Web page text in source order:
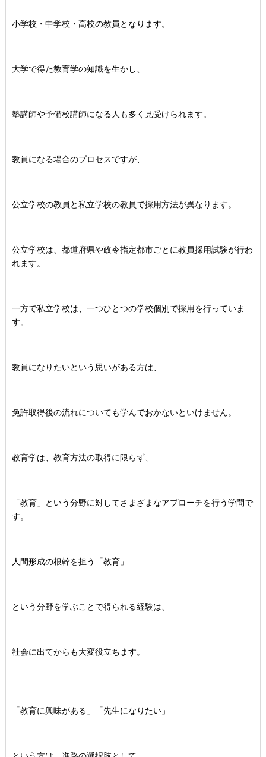
小学校・中学校・高校の教員となります。
大学で得た教育学の知識を生かし、
塾講師や予備校講師になる人も多く見受けられます。
教員になる場合のプロセスですが、
公立学校の教員と私立学校の教員で採用方法が異なります。
公立学校は、都道府県や政令指定都市ごとに教員採用試験が行わ
れます。
一方で私立学校は、一つひとつの学校個別で採用を行っていま
す。
教員になりたいという思いがある方は、
免許取得後の流れについても学んでおかないといけません。
教育学は、教育方法の取得に限らず、
「教育」という分野に対してさまざまなアプローチを行う学問で
す。
人間形成の根幹を担う「教育」
という分野を学ぶことで得られる経験は、
社会に出てからも大変役立ちます。
「教育に興味がある」「先生になりたい」